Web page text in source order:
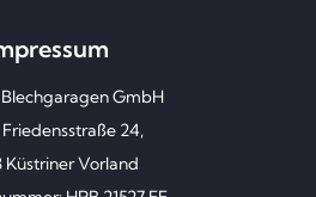
GmbH
24,
Küstriner Vorland